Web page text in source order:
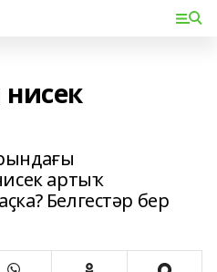
артыҡ
Белгестәр бер